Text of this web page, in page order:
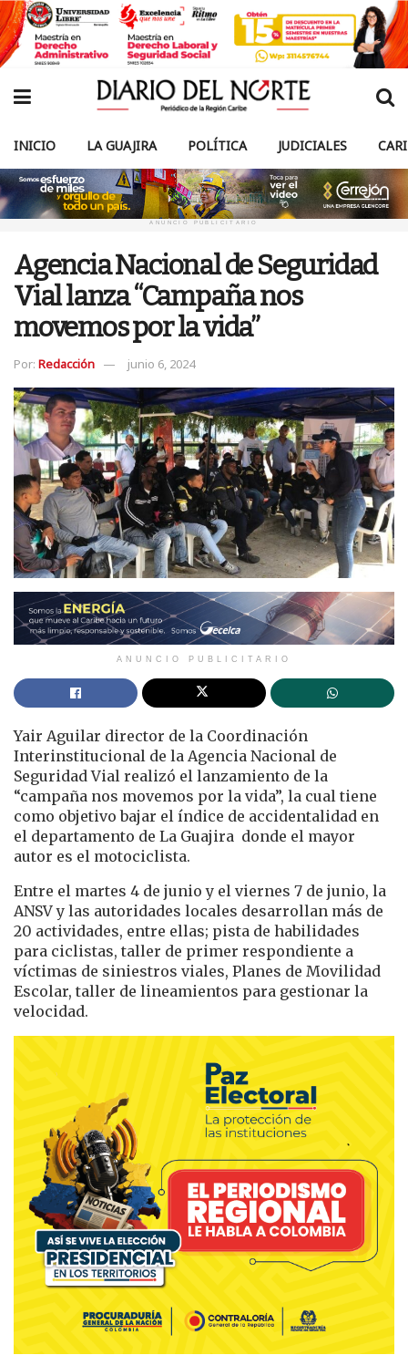
INICIO LA GUAJIRA POLÍTICA JUDICIALES
ANUNCIO PUBLICITARIO
Agencia Nacional de Seguridad
Vial lanza “Campaña nos
movemos por la vida”
Por: Redacción junio 6, 2024
ANUNCIO PUBLICITARIO
Yair Aguilar director de la Coordinación
Interinstitucional de la Agencia Nacional de
Seguridad Vial realizó el lanzamiento de la
“campaña nos movemos por la vida”, la cual tiene
como objetivo bajar el índice de accidentalidad en
el departamento de La Guajira donde el mayor
autor es el motociclista.
Entre el martes 4 de junio y el viernes 7 de junio, la
ANSV y las autoridades locales desarrollan más de
20 actividades, entre ellas; pista de habilidades
para ciclistas, taller de primer respondiente a
víctimas de siniestros viales, Planes de Movilidad
Escolar, taller de lineamientos para gestionar la
velocidad.